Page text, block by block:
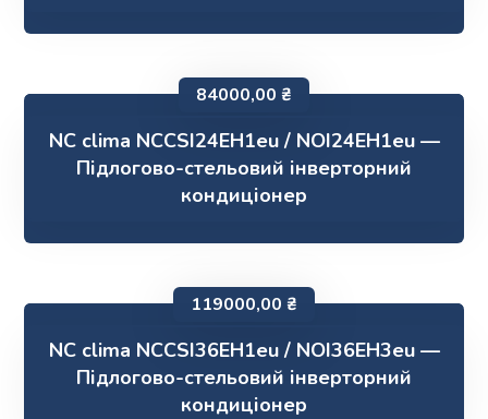
NC clima NCCSI24EH1eu / NOI24EH1eu —
Підлогово-стельовий інверторний
кондиціонер
84000,00 ₴
NC clima NCCSI36EH1eu / NOI36EH3eu —
Підлогово-стельовий інверторний
кондиціонер
119000,00 ₴